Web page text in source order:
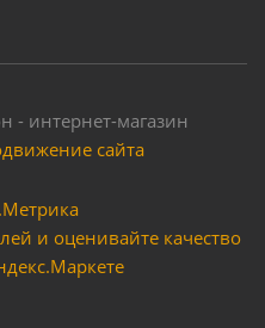
- интернет-магазин
сайта